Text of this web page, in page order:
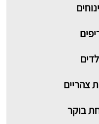
צהריים
בוקר